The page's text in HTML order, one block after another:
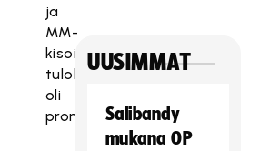
ja
MM-
kisoista
tuloksena
oli
pronssimitali.
UUSIMMAT
Salibandy
mukana OP